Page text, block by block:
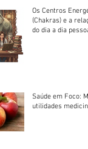
Os Centros
(Chakras) e a
do dia a dia
Saúde em Foco:
utilidades